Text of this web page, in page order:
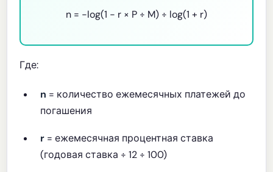
n = −log(1 − r × P ÷ M) ÷ log(1 + r)
Где:
n = количество ежемесячных платежей до
погашения
r = ежемесячная процентная ставка
(годовая ставка ÷ 12 ÷ 100)